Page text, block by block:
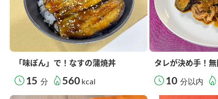
「味ぽん」で！なすの蒲焼丼
15 分 560 kcal
タレが決め手！
10 分以内